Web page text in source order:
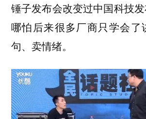
锤子发布会改变过中国科技发
哪怕后来很多厂商只学会了
句、卖情绪。